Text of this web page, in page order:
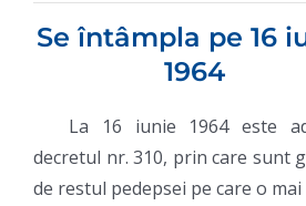
Se întâmpla pe 16
1964
La 16 iunie 1964 este
decretul nr. 310, prin care sunt
de restul pedepsei pe care o mai